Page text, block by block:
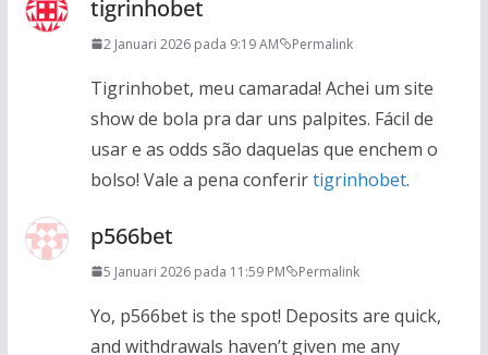
tigrinhobet
2 Januari 2026 pada 9:19 AM Permalink
Tigrinhobet, meu camarada! Achei um site
show de bola pra dar uns palpites. Fácil de
usar e as odds são daquelas que enchem o
bolso! Vale a pena conferirtigrinhobet.
p566bet
5 Januari 2026 pada 11:59 PM Permalink
Yo, p566bet is the spot! Deposits are quick,
and withdrawals haven’t given me any